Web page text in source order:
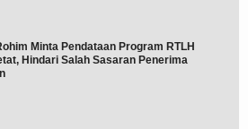
Minta Pendataan Program RTLH
Hindari Salah Sasaran Penerima